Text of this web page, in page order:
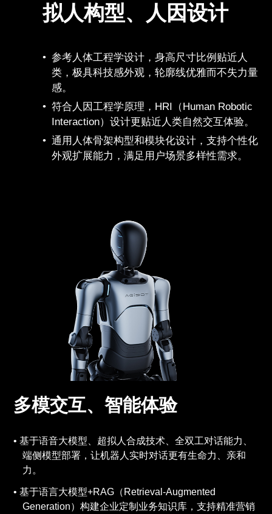
拟人构型、人因设计
参考人体工程学设计，身高尺寸比例贴近人
类，极具科技感外观，轮廓线优雅而不失力量
感。
符合人因工程学原理，HRI（Human Robotic
Interaction）设计更贴近人类自然交互体验。
通用人体骨架构型和模块化设计，支持个性化
外观扩展能力，满足用户场景多样性需求。
多模交互、智能体验
基于语音大模型、超拟人合成技术、全双工对话能力、
端侧模型部署，让机器人实时对话更有生命力、亲和
力。
基于语言大模型+RAG（Retrieval-Augmented
Generation）构建企业定制业务知识库，支持精准营销